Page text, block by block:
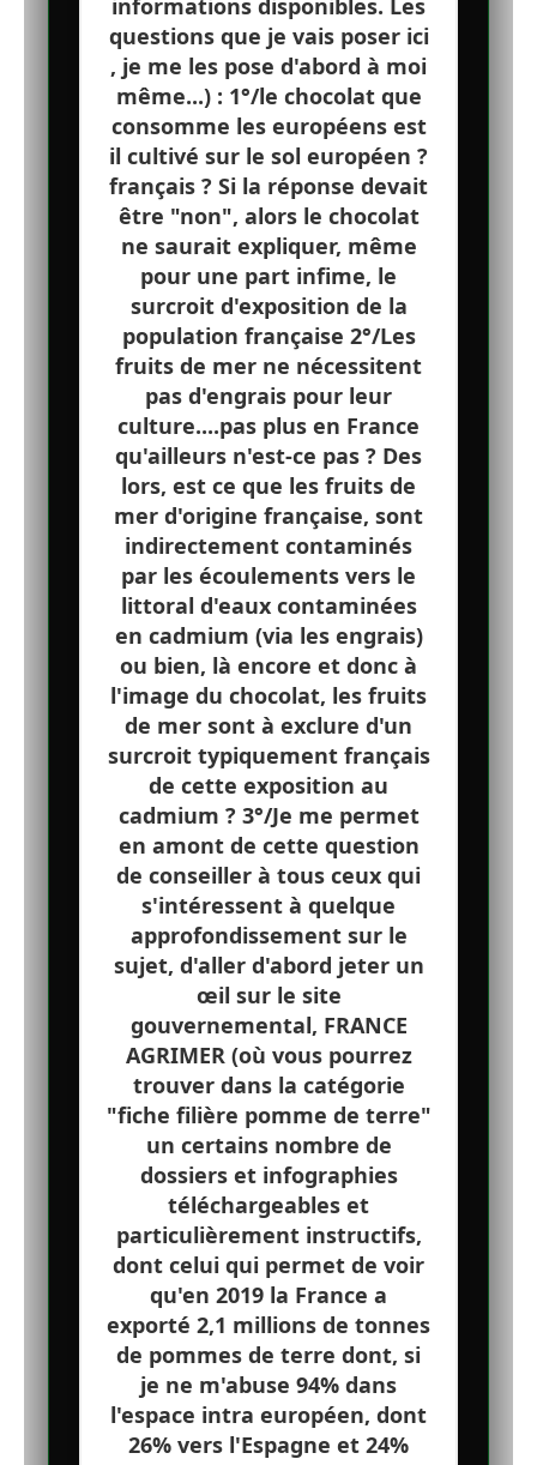
informations disponibles. Les
questions que je vais poser ici
, je me les pose d'abord à moi
même...) : 1°/le chocolat que
consomme les européens est
il cultivé sur le sol européen ?
français ? Si la réponse devait
être "non", alors le chocolat
ne saurait expliquer, même
pour une part infime, le
surcroit d'exposition de la
population française 2°/Les
fruits de mer ne nécessitent
pas d'engrais pour leur
culture....pas plus en France
qu'ailleurs n'est-ce pas ? Des
lors, est ce que les fruits de
mer d'origine française, sont
indirectement contaminés
par les écoulements vers le
littoral d'eaux contaminées
en cadmium (via les engrais)
ou bien, là encore et donc à
l'image du chocolat, les fruits
de mer sont à exclure d'un
surcroit typiquement français
de cette exposition au
cadmium ? 3°/Je me permet
en amont de cette question
de conseiller à tous ceux qui
s'intéressent à quelque
approfondissement sur le
sujet, d'aller d'abord jeter un
œil sur le site
gouvernemental, FRANCE
AGRIMER (où vous pourrez
trouver dans la catégorie
"fiche filière pomme de terre"
un certains nombre de
dossiers et infographies
téléchargeables et
particulièrement instructifs,
dont celui qui permet de voir
qu'en 2019 la France a
exporté 2,1 millions de tonnes
de pommes de terre dont, si
je ne m'abuse 94% dans
l'espace intra européen, dont
26% vers l'Espagne et 24%